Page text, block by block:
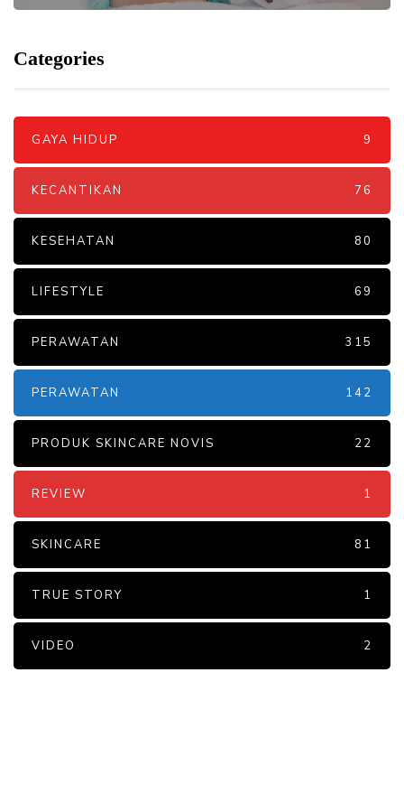
Categories
GAYA HIDUP 9
KECANTIKAN 76
KESEHATAN 80
LIFESTYLE 69
PERAWATAN 315
PERAWATAN 142
PRODUK SKINCARE NOVIS 22
REVIEW 1
SKINCARE 81
TRUE STORY 1
VIDEO 2